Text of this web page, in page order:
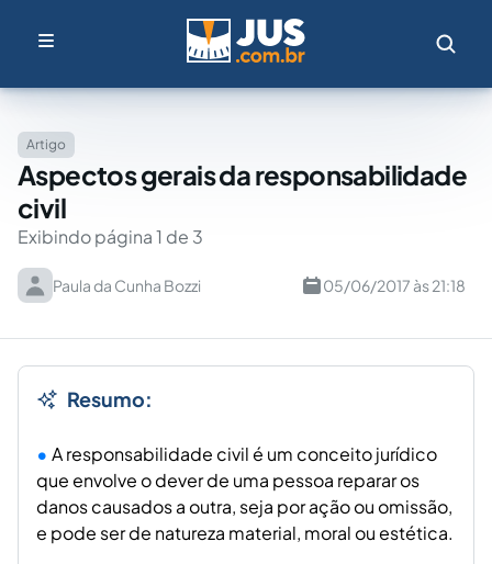
Artigo
Aspectos gerais da responsabilidade
civil
Exibindo página 1 de 3
Paula da Cunha Bozzi 05/06/2017 às 21:18
Resumo:
A responsabilidade civil é um conceito jurídico
que envolve o dever de uma pessoa reparar os
danos causados a outra, seja por ação ou omissão,
e pode ser de natureza material, moral ou estética.